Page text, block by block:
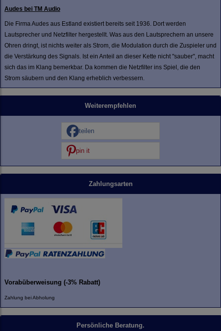
Audes bei TM Audio
Die Firma Audes aus Estland existiert bereits seit 1936. Dort werden
Lautsprecher und Netzfilter hergestellt. Was aus den Lautsprechern an unsere
Ohren dringt, ist nichts weiter als Strom, die Modulation durch die Zuspieler und
die Verstärkung des Signals. Ist ein Anteil an dieser Kette nicht "sauber", macht
sich das im Klang bemerkbar. Da kommen die Netzfilter ins Spiel, die den
Strom säubern und den Klang erheblich verbessern.
Weiterempfehlen
teilen
pin it
Zahlungsarten
Vorabüberweisung (-3% Rabatt)
Zahlung bei Abholung
Persönliche Beratung.